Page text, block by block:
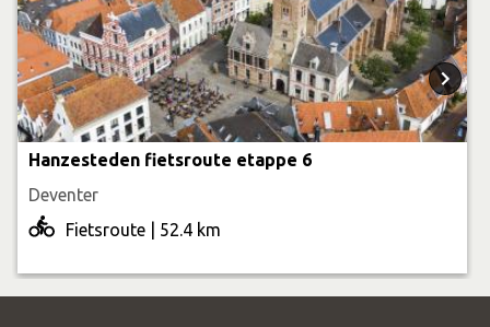
Hanzesteden fietsroute etappe 6
Deventer
Fietsroute | 52.4 km